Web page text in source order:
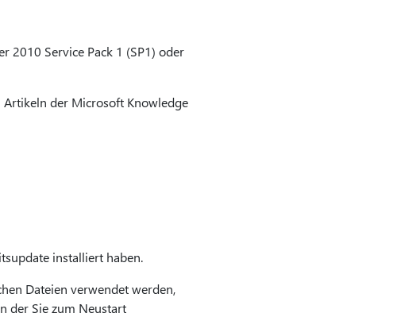
2010 Service Pack 1 (SP1) oder
der Microsoft Knowledge
installiert haben.
Dateien verwendet werden,
der Sie zum Neustart